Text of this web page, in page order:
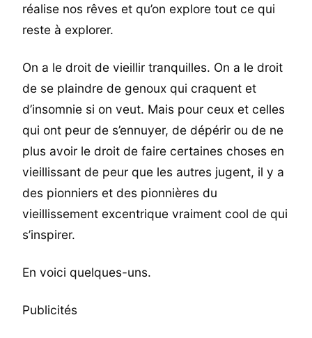
réalise nos rêves et qu’on explore tout ce qui
reste à explorer.
On a le droit de vieillir tranquilles. On a le droit
de se plaindre de genoux qui craquent et
d’insomnie si on veut. Mais pour ceux et celles
qui ont peur de s’ennuyer, de dépérir ou de ne
plus avoir le droit de faire certaines choses en
vieillissant de peur que les autres jugent, il y a
des pionniers et des pionnières du
vieillissement excentrique vraiment cool de qui
s’inspirer.
En voici quelques-uns.
Publicités